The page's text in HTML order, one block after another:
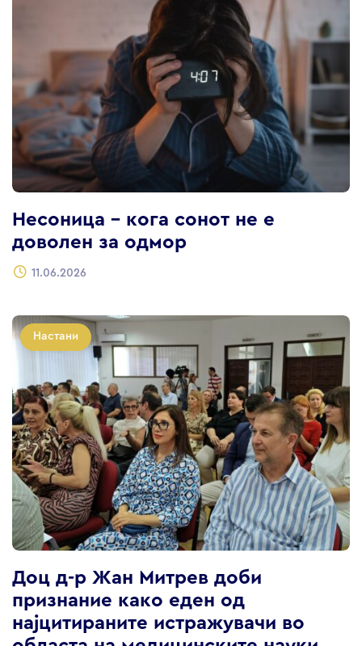
Несоница – кога сонот не е
доволен за одмор
11.06.2026
Настани
Доц д-р Жан Митрев доби
признание како еден од
најцитираните истражувачи во